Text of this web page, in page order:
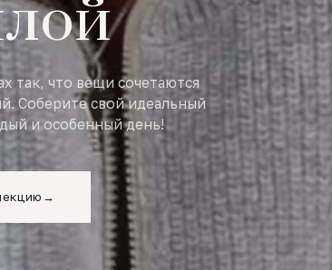
так, что вещи сочетаются
Соберите свой идеальный
и особенный день!
→